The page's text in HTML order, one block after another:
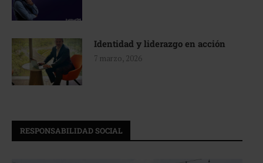
Identidad y liderazgo en acción
7 marzo, 2026
RESPONSABILIDAD SOCIAL